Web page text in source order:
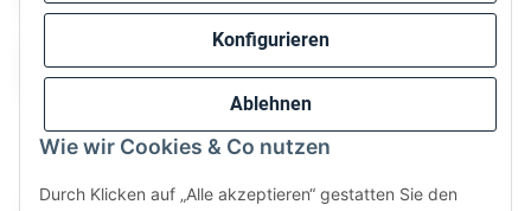
Konfigurieren
Ablehnen
Wie wir Cookies & Co nutzen
Durch Klicken auf „Alle akzeptieren“ gestatten Sie den
Wir versenden via: